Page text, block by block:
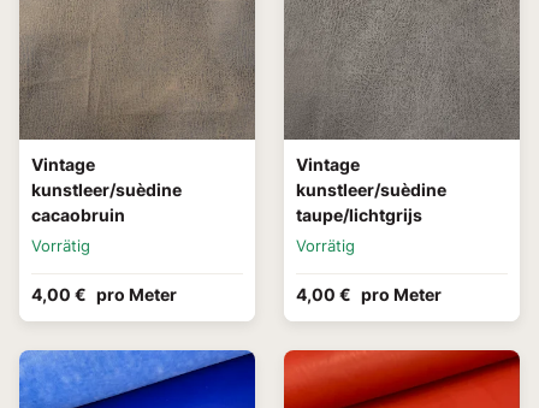
Vintage
kunstleer/suèdine
cacaobruin
Vorrätig
4,00 € pro Meter
Vintage
kunstleer/suèdine
taupe/lichtgrijs
Vorrätig
4,00 € pro Meter